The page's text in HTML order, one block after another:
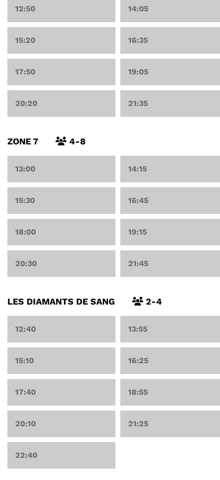
12:50 14:05
15:20 16:35
17:50 19:05
20:20 21:35
ZONE 7 4-8
13:00 14:15
15:30 16:45
18:00 19:15
20:30 21:45
LES DIAMANTS DE SANG 2-4
12:40 13:55
15:10 16:25
17:40 18:55
20:10 21:25
22:40